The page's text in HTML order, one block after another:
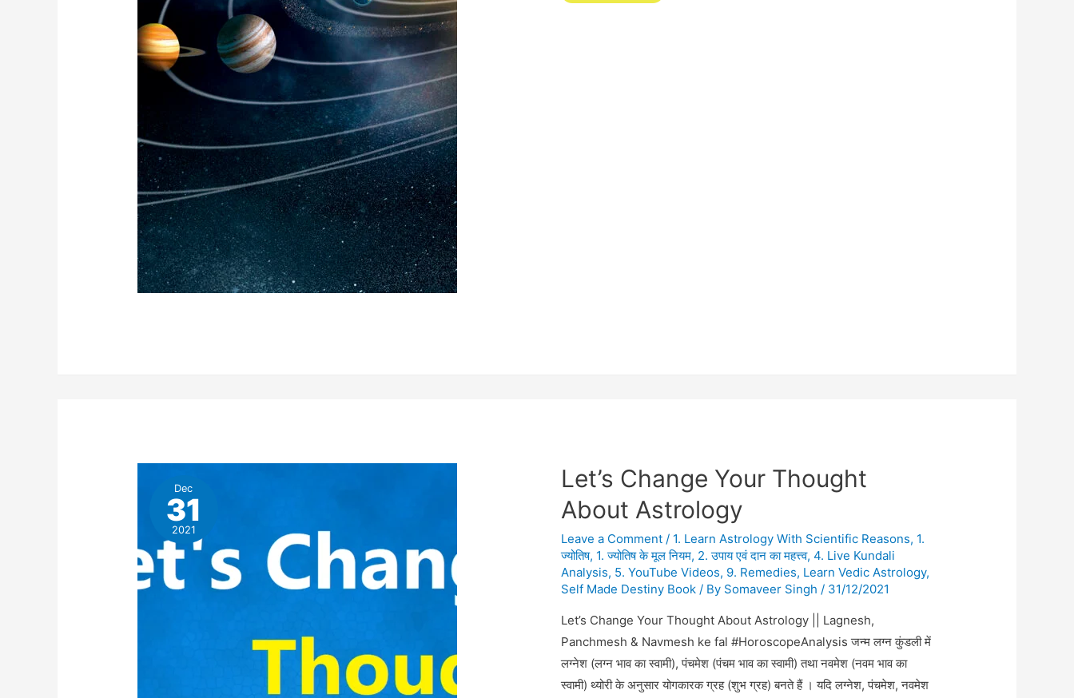
Dec
31
2021
Let’s Change Your Thought
About Astrology
Leave a Comment / 1. Learn Astrology With Scientific Reasons, 1.
ज्योतिष, 1. ज्योतिष के मूल नियम, 2. उपाय एवं दान का महत्त्व, 4. Live Kundali
Analysis, 5. YouTube Videos, 9. Remedies, Learn Vedic Astrology,
Self Made Destiny Book / By Somaveer Singh / 31/12/2021
Let’s Change Your Thought About Astrology || Lagnesh,
Panchmesh & Navmesh ke fal #HoroscopeAnalysis जन्म लग्न कुंडली में
लग्नेश (लग्न भाव का स्वामी), पंचमेश (पंचम भाव का स्वामी) तथा नवमेश (नवम भाव का
स्वामी) थ्योरी के अनुसार योगकारक ग्रह (शुभ ग्रह) बनते हैं । यदि लग्नेश, पंचमेश, नवमेश